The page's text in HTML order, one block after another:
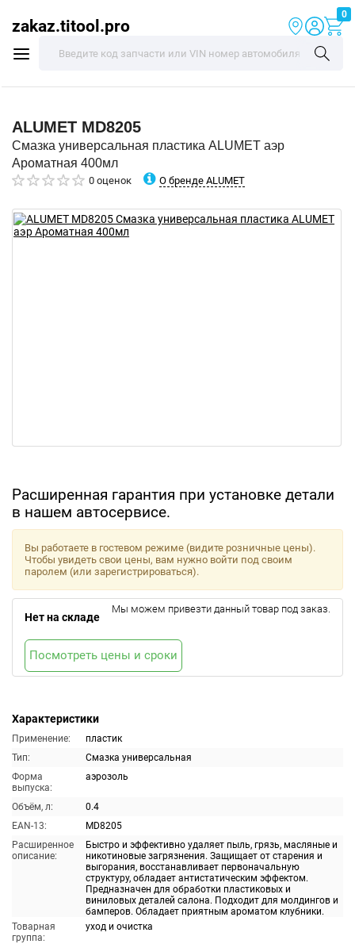
zakaz.titool.pro
0
ALUMET MD8205
Смазка универсальная пластика ALUMET аэр
Ароматная 400мл
0 оценок О бренде ALUMET
Расширенная гарантия при установке детали
в нашем автосервисе.
Характеристики
Применение:
пластик
Тип:
Смазка универсальная
Форма
выпуска:
аэрозоль
Объём, л:
0.4
EAN-13:
MD8205
Расширенное
описание:
Быстро и эффективно удаляет пыль, грязь, масляные и
никотиновые загрязнения. Защищает от старения и
выгорания, восстанавливает первоначальную
структуру, обладает антистатическим эффектом.
Предназначен для обработки пластиковых и
виниловых деталей салона. Подходит для молдингов и
бамперов. Обладает приятным ароматом клубники.
Товарная
группа:
уход и очистка
Вы работаете в гостевом режиме (видите розничные цены).
Чтобы увидеть свои цены, вам нужно войти под своим
паролем (или зарегистрироваться).
Нет на складе
Мы можем привезти данный товар под заказ.
Посмотреть цены и сроки